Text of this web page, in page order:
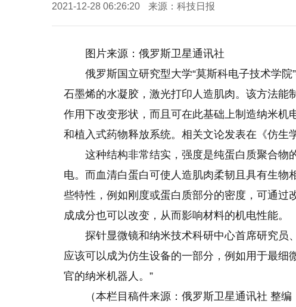
2021-12-28 06:26:20 来源：科技日报
图片来源：俄罗斯卫星通讯社
俄罗斯国立研究型大学“莫斯科电子技术学
石墨烯的水凝胶，激光打印人造肌肉。该方法
作用下改变形状，而且可在此基础上制造纳米机
和植入式药物释放系统。相关文论发表在《仿生
这种结构非常结实，强度是纯蛋白质聚合物
电。而血清白蛋白可使人造肌肉柔韧且具有生
些特性，例如刚度或蛋白质部分的密度，可通过
成成分也可以改变，从而影响材料的机电性能。
探针显微镜和纳米技术科研中心首席研究员
应该可以成为仿生设备的一部分，例如用于最
官的纳米机器人。”
（本栏目稿件来源：俄罗斯卫星通讯社 整编